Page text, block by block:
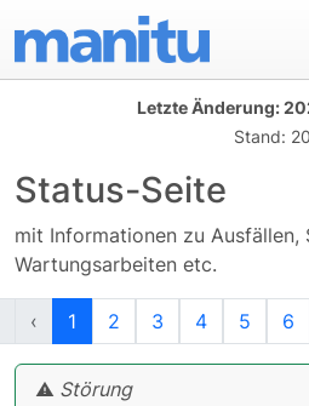
Letzte Änderung:
Stand:
Status-Seite
mit Informationen zu Ausfällen,
Wartungsarbeiten etc.
‹Vorherige
1 2 3 4 5 6
Störung